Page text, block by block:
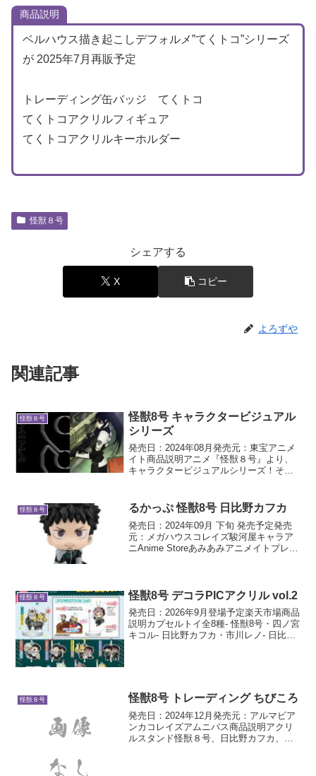
商品説明
ベルハウス描き起こしデフォルメ”てくトコ”シリーズ
が 2025年7月再販予定
トレーディング缶バッジ てくトコ
てくトコアクリルフィギュア
てくトコアクリルキーホルダー
怪獣８号
シェアする
X コピー
よろずや
関連記事
怪獣８号
怪獣8号 キャラクタービジュアル
シリーズ
発売日：2024年08月発売元：東宝アニメ
イト商品説明アニメ『怪獣８号』より、
キャラクタービジュアルシリーズ！それ
怪獣８号 るかっぷ 怪獣8号 日比野カフカ
発売日：2024年09月 下旬 発売予定発売
元：メガハウスコレイズ駿河屋キャラア
ニAnime Storeあみあみアニメイトプレミ
メ...
怪獣８号 怪獣8号 デコラPICアクリル vol.2
発売日：2026年9月登場予定楽天市場商品
説明カプセルトイ全8種- 怪獣8号・四ノ宮
キコル- 日比野カフカ・市川レノ- 日比野
怪獣８号 怪獣8号 トレーディング ちびころ
発売日：2024年12月発売元：アルマビア
ンカコレイズアムニバス商品説明アクリ
ルスタンド怪獣８号、日比野カフカ、市